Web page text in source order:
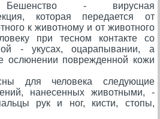
Бешенство - вирусная
которая передается от
к животному и от животного
при тесном контакте со
- укусах, оцарапывании, а
ослюнении поврежденной кожи
для человека следующие
нанесенных животными, -
рук и ног, кисти, стопы,